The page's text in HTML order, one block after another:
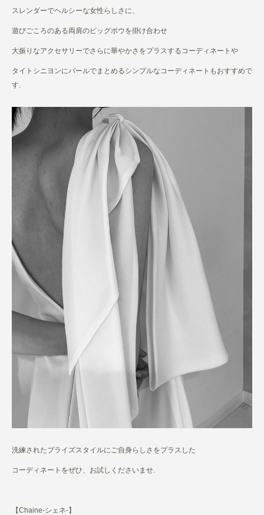
スレンダーでヘルシーな女性らしさに、
遊びごころのある両肩のビッグボウを掛け合わせ
大振りなアクセサリーでさらに華やかさをプラスするコーディネートや
タイトシニヨンにパールでまとめるシンプルなコーディネートもおすすめで
す.
洗練されたブライズスタイルにご自身らしさをプラスした
コーディネートをぜひ、お試しくださいませ.
【Chaine-シェネ-】